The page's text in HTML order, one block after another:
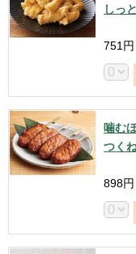
しっ
751 円
噛む
つく
898円